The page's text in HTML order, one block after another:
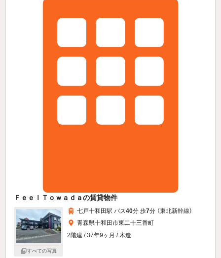
ＦｅｅｌＴｏｗａｄａの賃貸物件
すべての写真
七戸十和田駅 バス40分 歩7分 （東北新幹線）
青森県十和田市東二十三番町
2階建 / 37年9ヶ月 / 木造